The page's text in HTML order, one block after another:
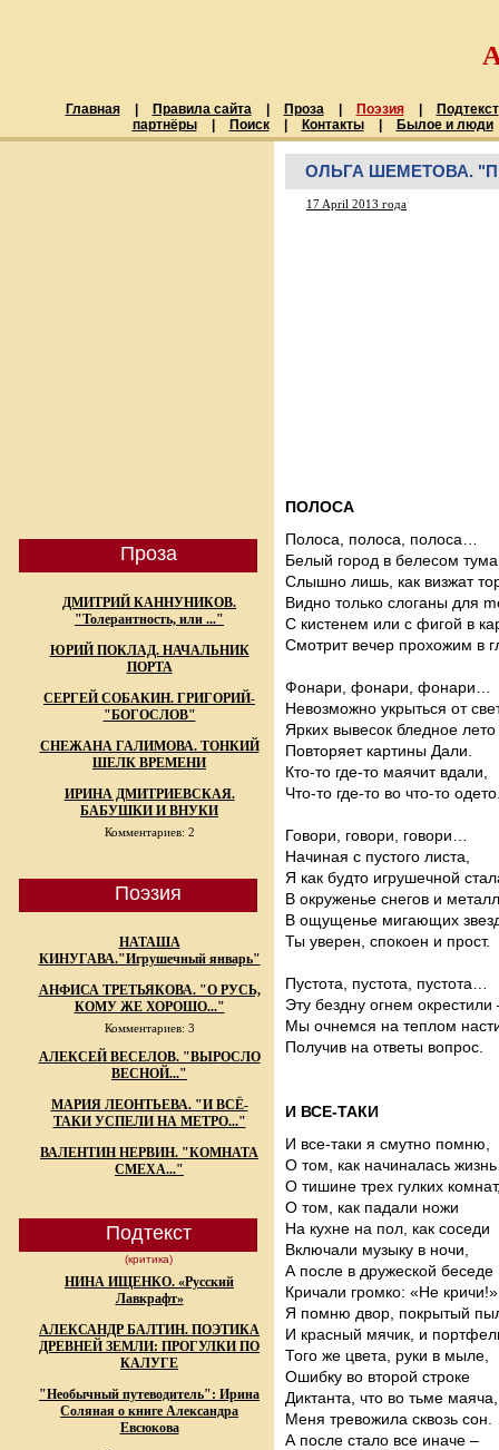
Главная Правила сайта Проза Поэзия
Подтекст
партнёры
Поиск Контакты Былое и люди
Проза
ДМИТРИЙ КАННУНИКОВ.
"Толерантность, или ..."
ЮРИЙ ПОКЛАД. НАЧАЛЬНИК
ПОРТА
СЕРГЕЙ СОБАКИН. ГРИГОРИЙ-
"БОГОСЛОВ"
СНЕЖАНА ГАЛИМОВА. ТОНКИЙ
ШЕЛК ВРЕМЕНИ
ИРИНА ДМИТРИЕВСКАЯ.
БАБУШКИ И ВНУКИ
Комментариев: 2
Поэзия
НАТАША
КИНУГАВА."Игрушечный январь"
АНФИСА ТРЕТЬЯКОВА. "О РУСЬ,
КОМУ ЖЕ ХОРОШО..."
Комментариев: 3
АЛЕКСЕЙ ВЕСЕЛОВ. "ВЫРОСЛО
ВЕСНОЙ..."
МАРИЯ ЛЕОНТЬЕВА. "И ВСЁ-
ТАКИ УСПЕЛИ НА МЕТРО..."
ВАЛЕНТИН НЕРВИН. "КОМНАТА
СМЕХА..."
Подтекст
(критика)
НИНА ИЩЕНКО. «Русский
Лавкрафт»
АЛЕКСАНДР БАЛТИН. ПОЭТИКА
ДРЕВНЕЙ ЗЕМЛИ: ПРОГУЛКИ ПО
КАЛУГЕ
"Необычный путеводитель": Ирина
Соляная о книге Александра
Евсюкова
ОЛЬГА ШЕМЕТОВА.
17 April 2013 года
ПОЛОСА
Полоса, полоса, полоса…
Белый город в белесом
Слышно лишь, как визжат
Видно только слоганы для
С кистенем или с фигой в
Смотрит вечер прохожим в
Фонари, фонари, фонари…
Невозможно укрыться от
Ярких вывесок бледное лето
Повторяет картины Дали.
Кто-то где-то маячит вдали,
Что-то где-то во что-то
Говори, говори, говори…
Начиная с пустого листа,
Я как будто игрушечной
В окруженье снегов и
В ощущенье мигающих
Ты уверен, спокоен и прост.
Пустота, пустота, пустота…
Эту бездну огнем окрестили
Мы очнемся на теплом
Получив на ответы вопрос.
И ВСЕ-ТАКИ
И все-таки я смутно помню,
О том, как начиналась
О тишине трех гулких
О том, как падали ножи
На кухне на пол, как соседи
Включали музыку в ночи,
А после в дружеской беседе
Кричали громко: «Не кричи!»
Я помню двор, покрытый
И красный мячик, и
Того же цвета, руки в мыле,
Ошибку во второй строке
Диктанта, что во тьме маяча,
Меня тревожила сквозь сон.
А после стало все иначе –